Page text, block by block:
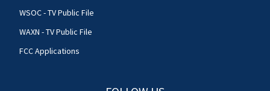
WSOC - TV Public File
WAXN - TV Public File
FCC Applications